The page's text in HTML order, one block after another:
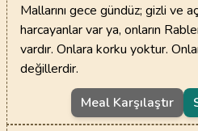
Mallarını gece gündüz; gizli ve
harcayanlar var ya, onların
vardır. Onlara korku yoktur.
değillerdir.
Meal Karşılaştır